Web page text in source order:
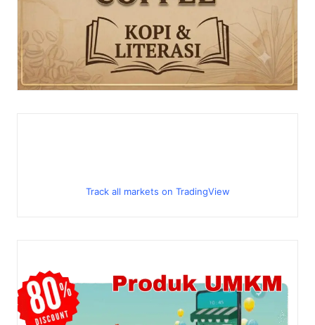
Track all markets on TradingView